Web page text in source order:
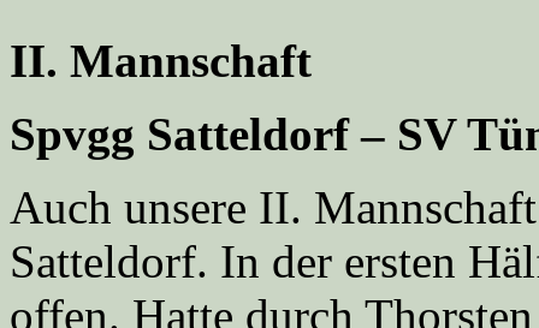
II. Mannschaft
Spvgg Satteldorf – SV
Auch unsere II.
Satteldorf. In der ersten
offen. Hatte durch